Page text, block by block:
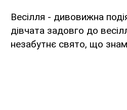
Весілля - дивовижна
дівчата задовго до
незабутнє свято, що